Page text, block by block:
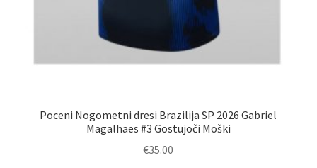
Poceni Nogometni dresi Brazilija SP 2026 Gabriel
Magalhaes #3 Gostujoči Moški
€35.00